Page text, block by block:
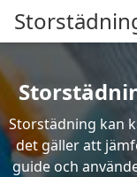
Storstädning kan
det gäller att
guide och